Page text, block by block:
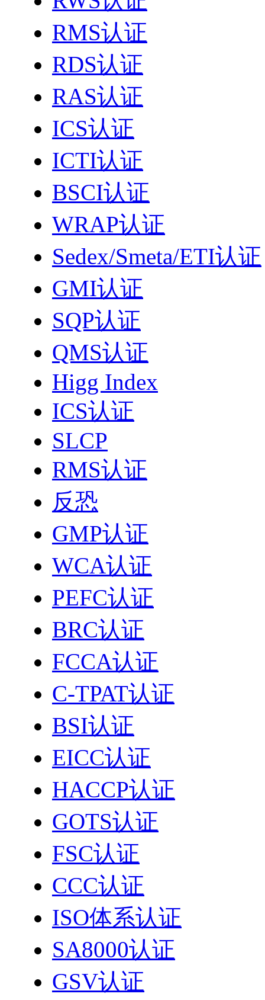
RMS认证
RDS认证
RAS认证
ICS认证
ICTI认证
BSCI认证
WRAP认证
Sedex/Smeta/ETI认证
GMI认证
SQP认证
QMS认证
Higg Index
ICS认证
SLCP
RMS认证
反恐
GMP认证
WCA认证
PEFC认证
BRC认证
FCCA认证
C-TPAT认证
BSI认证
EICC认证
HACCP认证
GOTS认证
FSC认证
CCC认证
ISO体系认证
SA8000认证
GSV认证